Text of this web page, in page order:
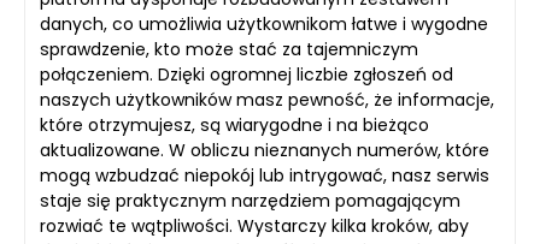
danych, co umożliwia użytkownikom łatwe i wygodne
sprawdzenie, kto może stać za tajemniczym
połączeniem. Dzięki ogromnej liczbie zgłoszeń od
naszych użytkowników masz pewność, że informacje,
które otrzymujesz, są wiarygodne i na bieżąco
aktualizowane. W obliczu nieznanych numerów, które
mogą wzbudzać niepokój lub intrygować, nasz serwis
staje się praktycznym narzędziem pomagającym
rozwiać te wątpliwości. Wystarczy kilka kroków, aby